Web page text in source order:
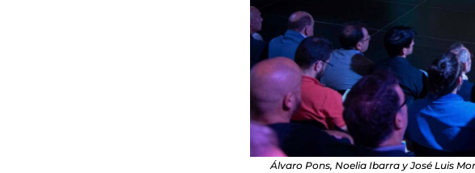
Álvaro Pons, Noelia Ibarra y José Luis